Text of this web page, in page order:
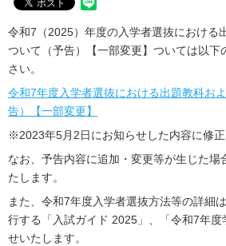
令和7（2025）年度の入学者選抜における
ついて（予告）【一部変更】ついては以下
さい。
令和7年度入学者選抜における出題教科お
告）【一部変更】
※2023年5月2日にお知らせした内容に修正
なお、予告内容に追加・変更等が生じた場
たします。
また、令和7年度入学者選抜方法等の詳細
行する「入試ガイド 2025」、「令和7年度
せいたします。